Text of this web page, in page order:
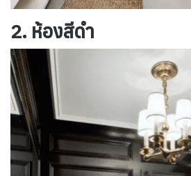
2. ห้องสีดำ